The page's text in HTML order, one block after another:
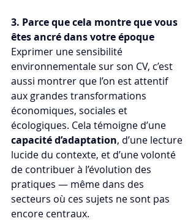
3. Parce que cela montre que vous
êtes ancré dans votre époque
Exprimer une sensibilité
environnementale sur son CV, c’est
aussi montrer que l’on est attentif
aux grandes transformations
économiques, sociales et
écologiques. Cela témoigne d’une
capacité d’adaptation, d’une lecture
lucide du contexte, et d’une volonté
de contribuer à l’évolution des
pratiques — même dans des
secteurs où ces sujets ne sont pas
encore centraux.